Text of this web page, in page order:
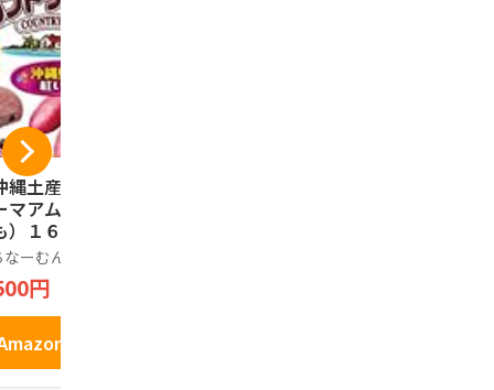
縄土産】カント
マアム（沖縄紅
）１６枚入 うち
むんシール（商
録済）同梱パッ
ジ
なーむん
円
で見る